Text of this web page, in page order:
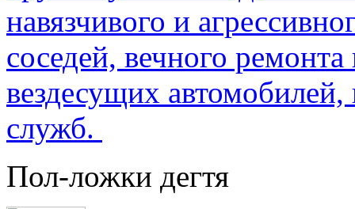
навязчивого и
соседей, вечного
вездесущих
служб.
Пол-ложки дегтя